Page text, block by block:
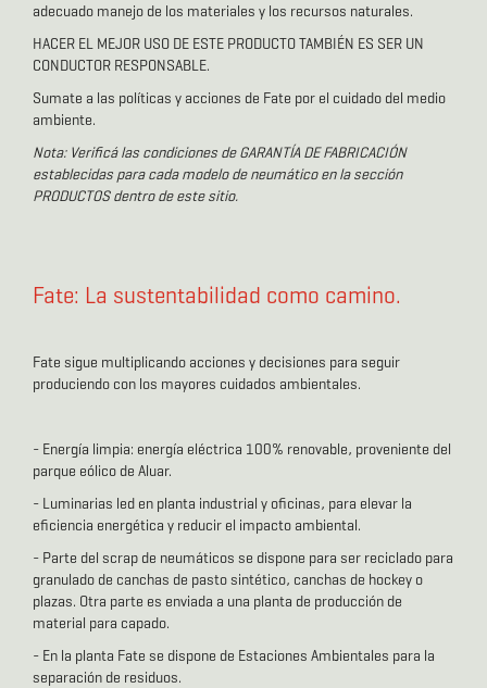
adecuado manejo de los materiales y los recursos naturales.
HACER EL MEJOR USO DE ESTE PRODUCTO TAMBIÉN ES SER UN
CONDUCTOR RESPONSABLE.
Sumate a las políticas y acciones de Fate por el cuidado del medio
ambiente.
Nota: Verificá las condiciones de GARANTÍA DE FABRICACIÓN
establecidas para cada modelo de neumático en la sección
PRODUCTOS dentro de este sitio.
Fate: La sustentabilidad como camino.
Fate sigue multiplicando acciones y decisiones para seguir
produciendo con los mayores cuidados ambientales.
- Energía limpia: energía eléctrica 100% renovable, proveniente del
parque eólico de Aluar.
- Luminarias led en planta industrial y oficinas, para elevar la
eficiencia energética y reducir el impacto ambiental.
- Parte del scrap de neumáticos se dispone para ser reciclado para
granulado de canchas de pasto sintético, canchas de hockey o
plazas. Otra parte es enviada a una planta de producción de
material para capado.
- En la planta Fate se dispone de Estaciones Ambientales para la
separación de residuos.